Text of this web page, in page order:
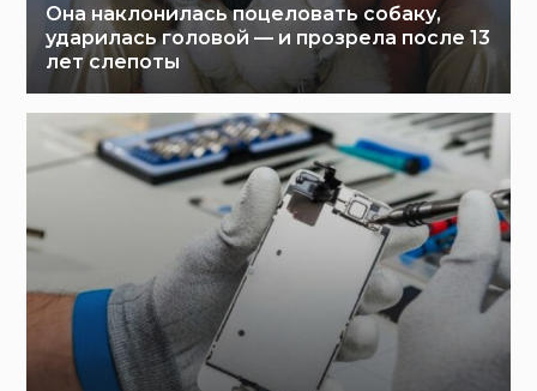
Она наклонилась поцеловать собаку,
ударилась головой — и прозрела после 13
лет слепоты